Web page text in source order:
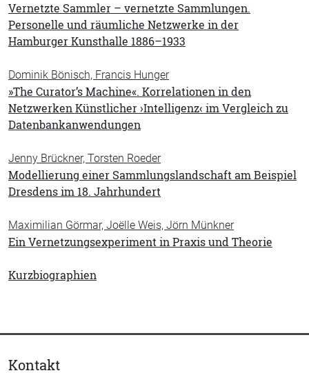
Vernetzte Sammler – vernetzte Sammlungen.
Personelle und räumliche Netzwerke in der
Hamburger Kunsthalle 1886–1933
Dominik Bönisch, Francis Hunger
»The Curator’s Machine«. Korrelationen in den
Netzwerken Künstlicher ›Intelligenz‹ im Vergleich zu
Datenbankanwendungen
Jenny Brückner, Torsten Roeder
Modellierung einer Sammlungslandschaft am Beispiel
Dresdens im 18. Jahrhundert
Maximilian Görmar, Joëlle Weis, Jörn Münkner
Ein Vernetzungsexperiment in Praxis und Theorie
Kurzbiographien
Kontakt